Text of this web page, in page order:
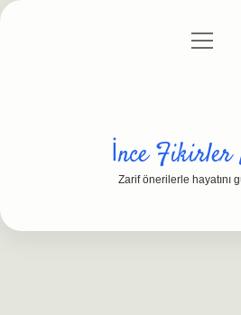
Gizlilik Politikası
menüyü
İnce Fikirler
Zarif önerilerle hayatını